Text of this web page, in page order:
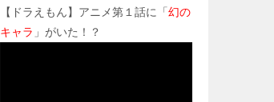
【ドラえもん】アニメ第１話に「 幻の
キャラ 」がいた！？